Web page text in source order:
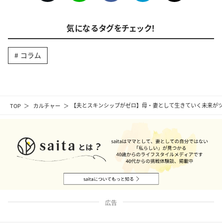
TOP カルチャー 【夫とスキンシップがゼロ】母・妻として生きていく未来が
気になるタグをチェック！
コラム
広告